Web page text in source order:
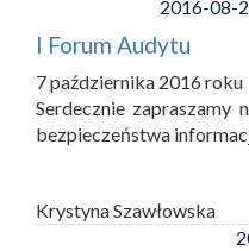
2016-08-
I Forum Audytu
7 października 2016 roku
Serdecznie zapraszamy
bezpieczeństwa
Krystyna Szawłowska